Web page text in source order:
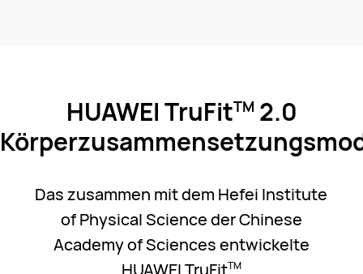
HUAWEI TruFitTM 2.0
Das zusammen mit dem Hefei Institute
of Physical Science der Chinese
Academy of Sciences entwickelte
HUAWEI TruFitTM